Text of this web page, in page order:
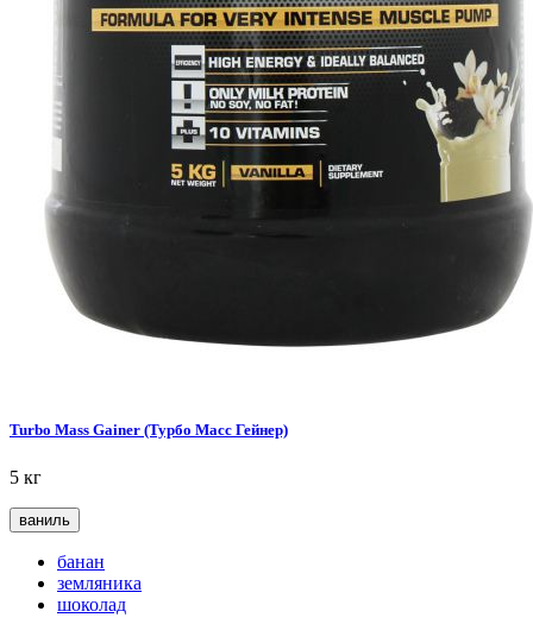
Turbo Mass Gainer (Турбо Масс Гейнер)
5 кг
ваниль
банан
земляника
шоколад